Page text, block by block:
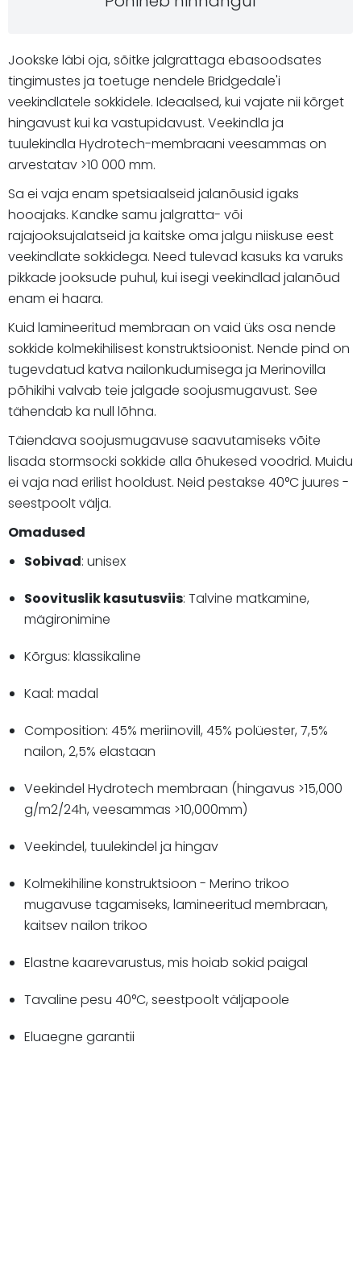
Jookske läbi oja, sõitke jalgrattaga ebasoodsates
tingimustes ja toetuge nendele Bridgedale'i
veekindlatele sokkidele. Ideaalsed, kui vajate nii kõrget
hingavust kui ka vastupidavust. Veekindla ja
tuulekindla Hydrotech-membraani veesammas on
arvestatav >10 000 mm.
Sa ei vaja enam spetsiaalseid jalanõusid igaks
hooajaks. Kandke samu jalgratta- või
rajajooksujalatseid ja kaitske oma jalgu niiskuse eest
veekindlate sokkidega. Need tulevad kasuks ka varuks
pikkade jooksude puhul, kui isegi veekindlad jalanõud
enam ei haara.
Kuid lamineeritud membraan on vaid üks osa nende
sokkide kolmekihilisest konstruktsioonist. Nende pind on
tugevdatud katva nailonkudumisega ja Merinovilla
põhikihi valvab teie jalgade soojusmugavust. See
tähendab ka null lõhna.
Täiendava soojusmugavuse saavutamiseks võite
lisada stormsocki sokkide alla õhukesed voodrid. Muidu
ei vaja nad erilist hooldust. Neid pestakse 40°C juures -
seestpoolt välja.
Omadused
Sobivad: unisex
Soovituslik kasutusviis: Talvine matkamine,
mägironimine
Kõrgus: klassikaline
Kaal: madal
Composition: 45% meriinovill, 45% polüester, 7,5%
nailon, 2,5% elastaan
Veekindel Hydrotech membraan (hingavus >15,000
g/m2/24h, veesammas >10,000mm)
Veekindel, tuulekindel ja hingav
Kolmekihiline konstruktsioon - Merino trikoo
mugavuse tagamiseks, lamineeritud membraan,
kaitsev nailon trikoo
Elastne kaarevarustus, mis hoiab sokid paigal
Tavaline pesu 40°C, seestpoolt väljapoole
Eluaegne garantii